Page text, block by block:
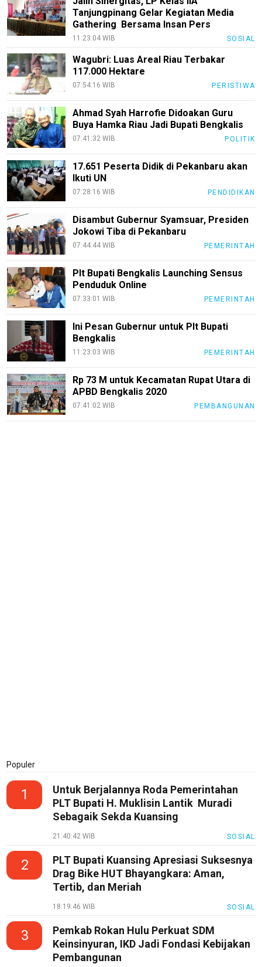
Tanjungpinang Gelar Kegiatan Media
Gathering Bersama Insan Pers
11:23:04 WIB SOSIAL
Wagubri: Luas Areal Riau Terbakar
117.000 Hektare
07:54:16 WIB PERISTIWA
Ahmad Syah Harrofie Didoakan Guru
Buya Hamka Riau Jadi Bupati Bengkalis
07:41:32 WIB POLITIK
17.651 Peserta Didik di Pekanbaru akan
Ikuti UN
07:28:16 WIB PENDIDIKAN
Disambut Gubernur Syamsuar, Presiden
Jokowi Tiba di Pekanbaru
07:44:44 WIB PEMERINTAH
Plt Bupati Bengkalis Launching Sensus
Penduduk Online
07:33:01 WIB PEMERINTAH
Ini Pesan Gubernur untuk Plt Bupati
Bengkalis
11:23:03 WIB PEMERINTAH
Rp 73 M untuk Kecamatan Rupat Utara di
APBD Bengkalis 2020
07:41:02 WIB PEMBANGUNAN
Populer
1
Untuk Berjalannya Roda Pemerintahan
PLT Bupati H. Muklisin Lantik Muradi
Sebagaik Sekda Kuansing
21:40:42 WIB SOSIAL
2
PLT Bupati Kuansing Apresiasi Suksesnya
Drag Bike HUT Bhayangkara: Aman,
Tertib, dan Meriah
18:19:46 WIB SOSIAL
3
Pemkab Rokan Hulu Perkuat SDM
Keinsinyuran, IKD Jadi Fondasi Kebijakan
Pembangunan